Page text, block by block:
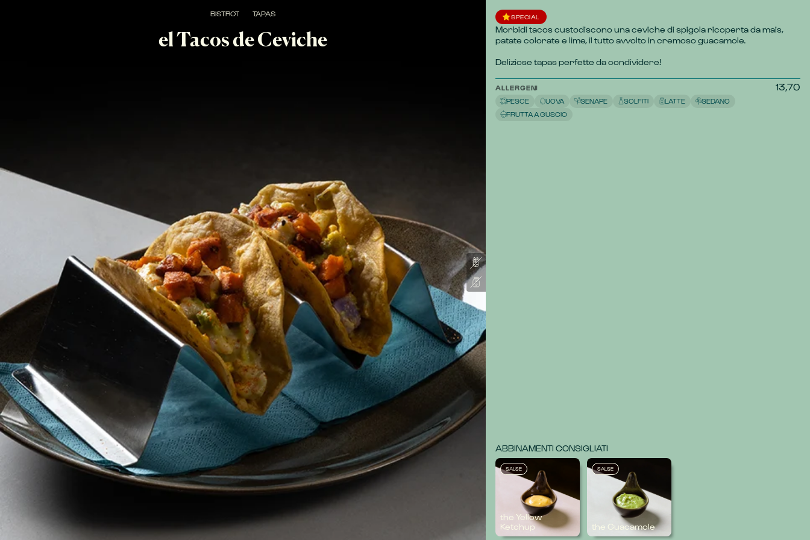
BISTROT TAPAS
el Tacos de Ceviche
SPECIAL
Morbidi tacos custodiscono una ceviche di spigola ricoperta da mais,
patate colorate e lime, il tutto avvolto in cremoso guacamole.
Deliziose tapas perfette da condividere!
ALLERGENI
PESCE
UOVA SENAPE SOLFITI LATTE
SEDANO
FRUTTA A GUSCIO
13,70
ABBINAMENTI CONSIGLIATI
SALSE
the Yellow
Ketchup
SALSE
the Guacamole